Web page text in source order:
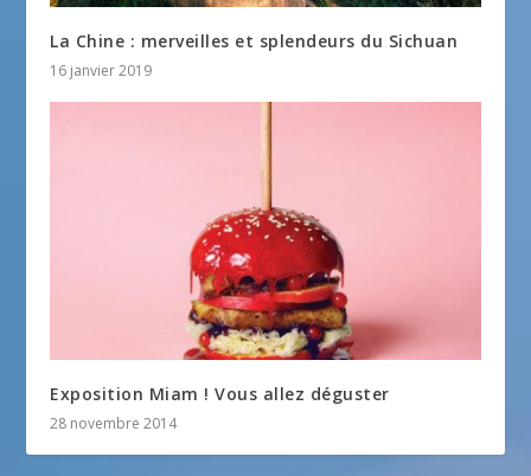
La Chine : merveilles et splendeurs du Sichuan
16 janvier 2019
Exposition Miam ! Vous allez déguster
28 novembre 2014